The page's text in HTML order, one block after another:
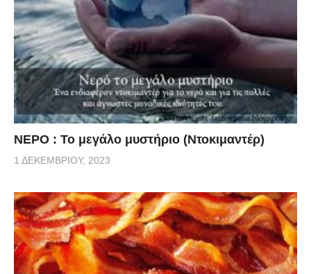
ΝΕΡΟ : Το μεγάλο μυστήριο (Ντοκιμαντέρ)
1 ΔΕΚΕΜΒΡΊΟΥ, 2023